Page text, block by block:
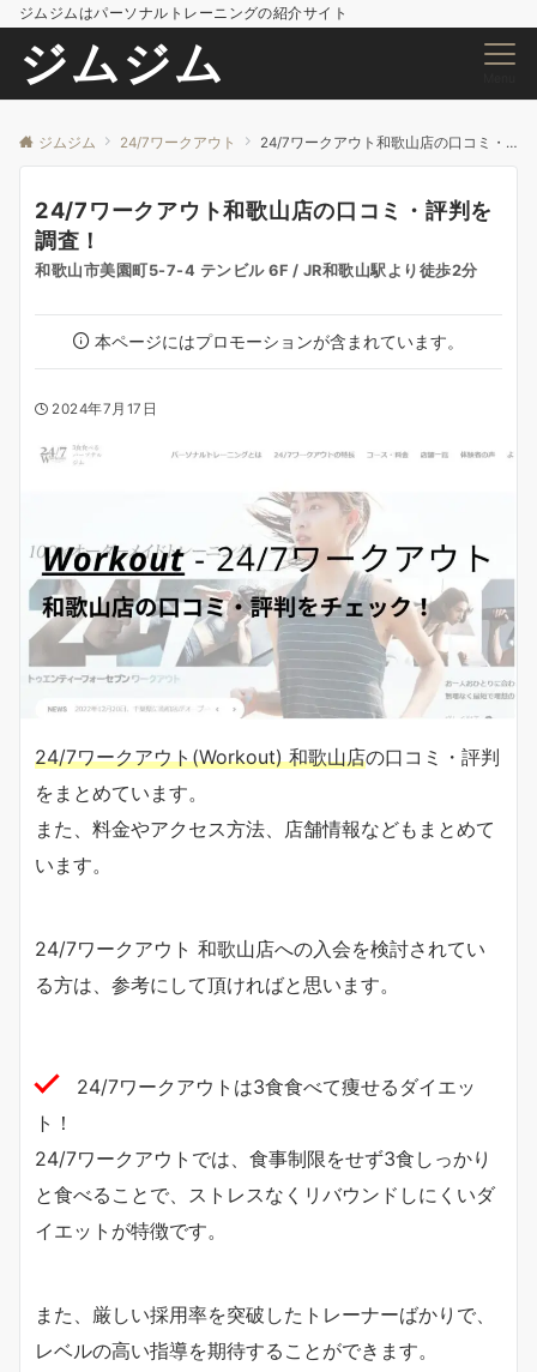
ジムジムはパーソナルトレーニングの紹介サイト
ジムジム
ジムジム 24/7ワークアウト 24/7ワークアウト和歌山店の口コミ・評判を調査！
24/7ワークアウト和歌山店の口コミ・評判を
調査！
和歌山市美園町5-7-4 テンビル 6F / JR和歌山駅より徒歩2分
本ページにはプロモーションが含まれています。
2024年7月17日
24/7ワークアウト(Workout) 和歌山店の口コミ・評判
をまとめています。
また、料金やアクセス方法、店舗情報などもまとめて
います。
24/7ワークアウト 和歌山店への入会を検討されてい
る方は、参考にして頂ければと思います。
24/7ワークアウトは3食食べて痩せるダイエッ
ト！
24/7ワークアウトでは、食事制限をせず3食しっかり
と食べることで、ストレスなくリバウンドしにくいダ
イエットが特徴です。
また、厳しい採用率を突破したトレーナーばかりで、
レベルの高い指導を期待することができます。